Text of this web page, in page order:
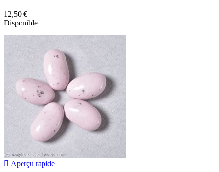
12,50 €
Disponible
 Aperçu rapide